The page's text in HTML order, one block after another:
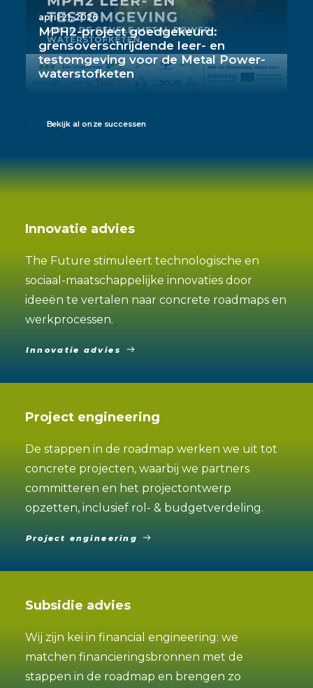
april 21, 2026
MPH2-project goedgekeurd:
grensoverschrijdende leer- en
testomgeving voor de Metal Power-
waterstofketen
Bekijk al onze successen
Innovatie advies
The Future stimuleert technologische en
sociaal-maatschappelijke innovaties door
ideeën te vertalen naar concrete roadmaps en
werkprocessen.
Innovatie advies
Project engineering
De stappen in de roadmap werken we uit tot
concrete projecten, waarbij we partners
committeren en het projectontwerp
opzetten, inclusief rol- & budgetverdeling.
Project engineering
Subsidie advies
Wij zijn kei in financial engineering: we
matchen financieringsbronnen met de
stappen in de roadmap en brengen zo